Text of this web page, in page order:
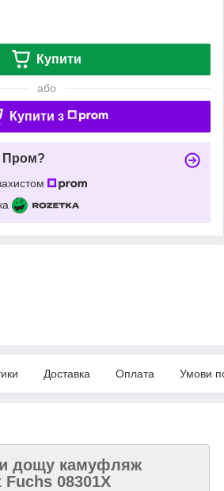
Купити
або
Купити з
Пром?
Доставка Оплата Умови
дощу камуфляж
08301X